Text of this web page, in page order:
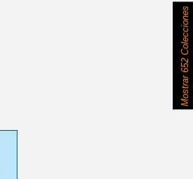
Mostrar
652 Colecciones